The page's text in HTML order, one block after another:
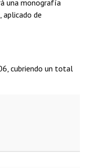
una monografía
aplicado de
cubriendo un total